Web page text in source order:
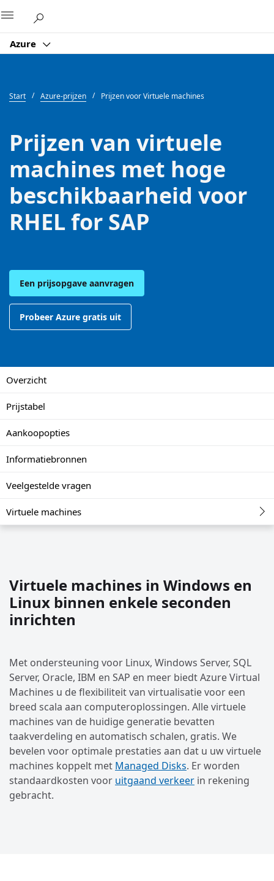
Azure
Start Azure-prijzen Prijzen voor Virtuele machines
Prijzen van virtuele
machines met hoge
beschikbaarheid voor
RHEL for SAP
Een prijsopgave aanvragen
Probeer Azure gratis uit
Overzicht
Prijstabel
Aankoopopties
Informatiebronnen
Veelgestelde vragen
Virtuele machines
Virtuele machines in Windows en
Linux binnen enkele seconden
inrichten
Met ondersteuning voor Linux, Windows Server, SQL
Server, Oracle, IBM en SAP en meer biedt Azure Virtual
Machines u de flexibiliteit van virtualisatie voor een
breed scala aan computeroplossingen. Alle virtuele
machines van de huidige generatie bevatten
taakverdeling en automatisch schalen, gratis. We
bevelen voor optimale prestaties aan dat u uw virtuele
machines koppelt met Managed Disks. Er worden
standaardkosten voor uitgaand verkeer in rekening
gebracht.